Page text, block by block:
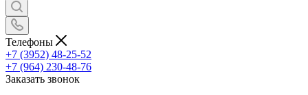
Телефоны
+7 (3952) 48-25-52
+7 (964) 230-48-76
Заказать звонок